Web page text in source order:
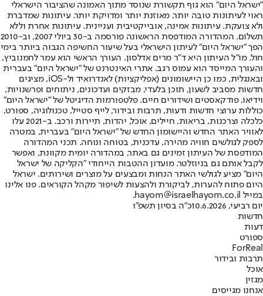
"ישראל היום" הוא גוף תקשורת שנוסד מתוך האמונה שהציבור הישראלי
ראוי לעיתונות טובה יותר, מאוזנת יותר ומדויקת יותר. עיתונות שמדברת
ולא צועקת. עיתונות אמינה, אובייקטיבית ועניינית. עיתונות אחרת וללא
תשלום. המהדורה המודפסת הראשונה פורסמה ב-30 ביולי 2007, וב-2010
הפך "ישראל היום" לעיתון הישראלי בעל שיעור החשיפה הגבוה ביותר בימי
חול. מו"ל העיתון היא ד"ר מרים אדלסון. העורך הראשי הוא עמר לחמנוביץ,
והעורך המייסד הוא עמוס רגב. אתרי האינטרנט של "ישראל היום" בעברית
ובאנגלית, כמו כן היישומונים (אפליקציות) לאנדרואיד ול-iOS, מציגים
חדשות מסביב לשעון, תוכן בלעדי, מבזקים ועדכונים, ניתוחים ופרשנויות,
וידיאו, פודקאסטים ושידורים חיים. פלטפורמות הדיגיטל של "ישראל היום"
כוללות ערוצי חדשות ודעות, תרבות ובידור, לייף סטייל, טכנולוגיה, ספורט,
כלכלה וצרכנות, בריאות, חיילים, אוכל, יהדות, תיירות ורכב. ב-2021 עלו
לאוויר האתר החדש והיישומון החדש של "ישראל היום" בעברית, במטרה
לספק לגולשים חוויה מהירה, עדכנית, בטוחה ונוחה. תכני המהדורה
המודפסת של העיתון זמינים גם באתר, במהדורה יומית מקוונת, ואפשר
לקבל אותם גם בניוזלטר. מועדון ההטבות הייחודי "הקליקה של ישראל
היום" מציע לגולשי האתר הנחות ומבצעים על מוצרים ושירותים. ישראל
היום פתוח להערות, לביקורת ולהצעות לשיפור מקהל הקוראים. פנו אלינו
במייל hayom@israelhayom.co.il.
יום רביעי, 10.6.2026
כ"ה בסיון תשפ"ו
חדשות
דעות
ספורט
ForReal
תרבות ובידור
אוכל
מגזין
אנחנו מגייסים